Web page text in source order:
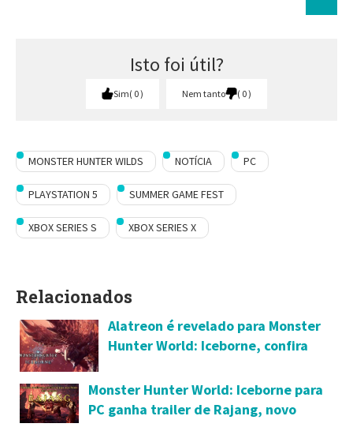
Isto foi útil?
Sim 0 Nem tanto 0
MONSTER HUNTER WILDS NOTÍCIA PC
PLAYSTATION 5 SUMMER GAME FEST
XBOX SERIES S XBOX SERIES X
Relacionados
Alatreon é revelado para Monster
Hunter World: Iceborne, confira
Monster Hunter World: Iceborne para
PC ganha trailer de Rajang, novo